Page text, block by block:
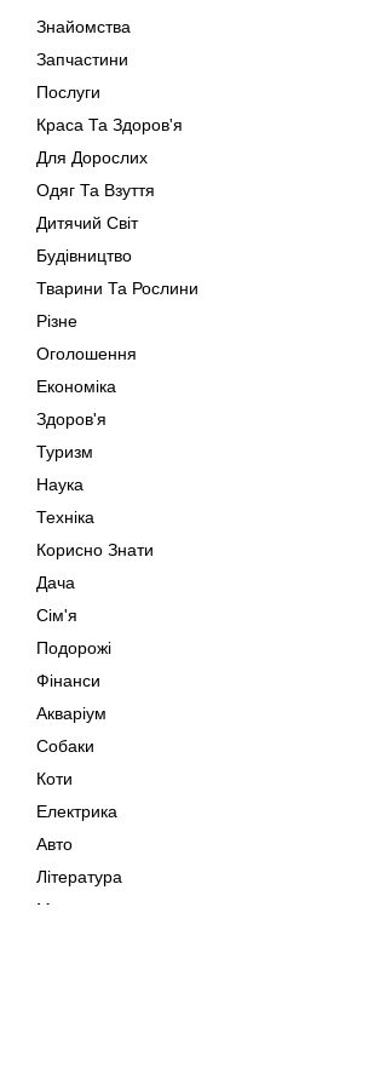
Знайомства
Запчастини
Послуги
Краса Та Здоров'я
Для Дорослих
Одяг Та Взуття
Дитячий Світ
Будівництво
Тварини Та Рослини
Різне
Оголошення
Економіка
Здоров'я
Туризм
Наука
Техніка
Корисно Знати
Дача
Сім'я
Подорожі
Фінанси
Акваріум
Собаки
Коти
Електрика
Авто
Література
Музика